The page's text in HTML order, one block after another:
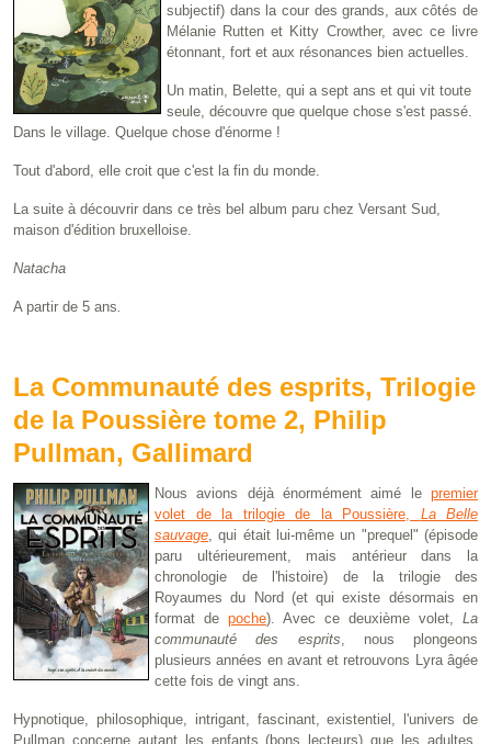
subjectif) dans la cour des grands, aux côtés de
Mélanie Rutten et Kitty Crowther, avec ce livre
étonnant, fort et aux résonances bien actuelles.
Un matin, Belette, qui a sept ans et qui vit toute
seule, découvre que quelque chose s'est passé.
Dans le village. Quelque chose d'énorme !
Tout d'abord, elle croit que c'est la fin du monde.
La suite à découvrir dans ce très bel album paru chez Versant Sud,
maison d'édition bruxelloise.
Natacha
A partir de 5 ans.
La Communauté des esprits, Trilogie
de la Poussière tome 2, Philip
Pullman, Gallimard
Nous avions déjà énormément aimé le premier
volet de la trilogie de la Poussière, La Belle
sauvage, qui était lui-même un "prequel" (épisode
paru ultérieurement, mais antérieur dans la
chronologie de l'histoire) de la trilogie des
Royaumes du Nord (et qui existe désormais en
format de poche). Avec ce deuxième volet, La
communauté des esprits, nous plongeons
plusieurs années en avant et retrouvons Lyra âgée
cette fois de vingt ans.
Hypnotique, philosophique, intrigant, fascinant, existentiel, l'univers de
Pullman concerne autant les enfants (bons lecteurs) que les adultes.